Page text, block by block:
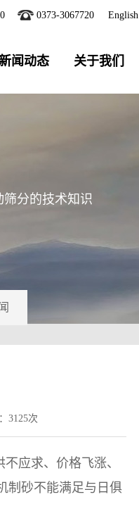
0373-3067720 English
闻动态 关于我们
分的技术知识
3125次
应求、价格飞涨、
制砂不能满足与日俱